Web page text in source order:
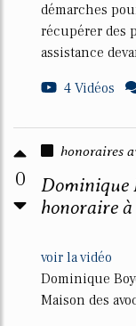
démarches
récupérer des
assistance
4 Vidéos
0
honoraires
Dominique
honoraire
voir la vidéo
Dominique
Maison des